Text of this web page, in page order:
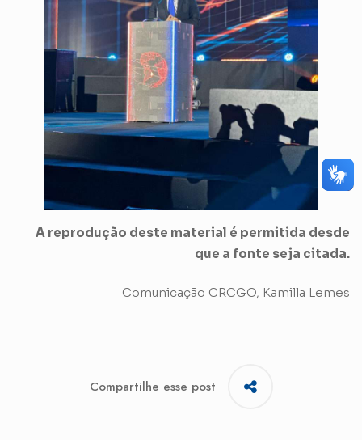
A reprodução deste material é permitida desde
que a fonte seja citada.
Comunicação CRCGO, Kamilla Lemes
Compartilhe esse post